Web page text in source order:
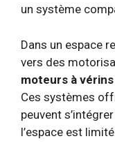
un système
Dans un espace
vers des
moteurs à vérins
Ces systèmes
peuvent
l’espace est limité.